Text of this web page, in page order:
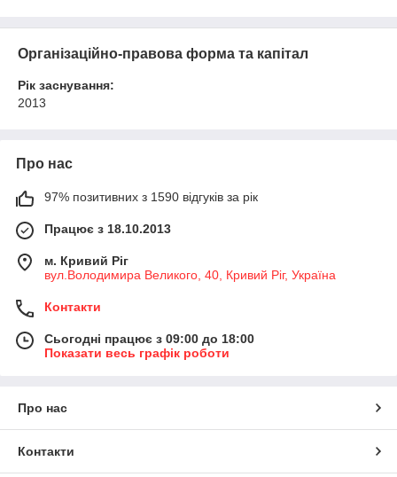
Організаційно-правова форма та капітал
Рік заснування:
2013
Про нас
97% позитивних з 1590 відгуків за рік
Працює з 18.10.2013
м. Кривий Ріг
вул.Володимира Великого, 40, Кривий Ріг, Україна
Контакти
Сьогодні працює з 09:00 до 18:00
Показати весь графік роботи
Про нас
Контакти